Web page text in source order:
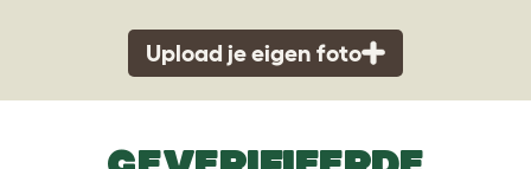
Upload je eigen foto